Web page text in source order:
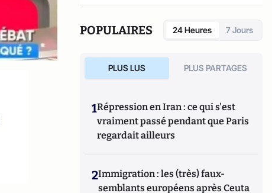
POPULAIRES 24 Heures 7 Jours
PLUS LUS PLUS PARTAGES
1Répression en Iran : ce qui s'est
vraiment passé pendant que Paris
regardait ailleurs
2Immigration : les (très) faux-
semblants européens après Ceuta